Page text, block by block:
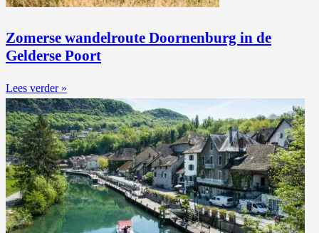
Zomerse wandelroute Doornenburg in de
Gelderse Poort
Lees verder »